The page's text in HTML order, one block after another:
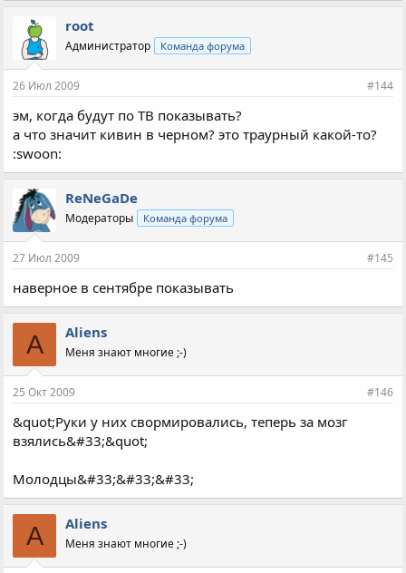
root
Администратор Команда форума
26 Июл 2009 #144
эм, когда будут по ТВ показывать?
а что значит кивин в черном? это траурный какой-то?
:swoon:
ReNeGaDe
Модераторы Команда форума
27 Июл 2009 #145
наверное в сентябре показывать
A Aliens
Меня знают многие ;-)
25 Окт 2009 #146
&quot;Руки у них свормировались, теперь за мозг
взялись&#33;&quot;
Молодцы&#33;&#33;&#33;
A Aliens
Меня знают многие ;-)